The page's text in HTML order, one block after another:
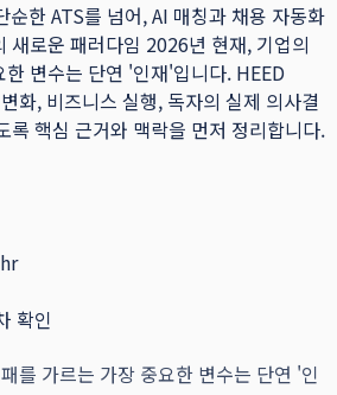
한 ATS를 넘어, AI 매칭과 채용 자동화
새로운 패러다임 2026년 현재, 기업의
변수는 단연 '인재'입니다. HEED
화, 비즈니스 실행, 독자의 실제 의사결
록 핵심 근거와 맥락을 먼저 정리합니다.
확인
를 가르는 가장 중요한 변수는 단연 '인